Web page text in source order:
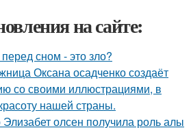
на сайте:
сном - это зло?
Оксана осадченко создаёт
со своими иллюстрациями, в
нашей страны.
Элизабет олсен получила роль алы